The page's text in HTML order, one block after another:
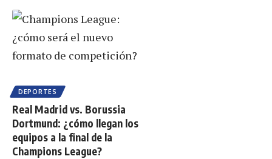
DEPORTES
Real Madrid vs. Borussia
Dortmund: ¿cómo llegan los
equipos a la final de la
Champions League?